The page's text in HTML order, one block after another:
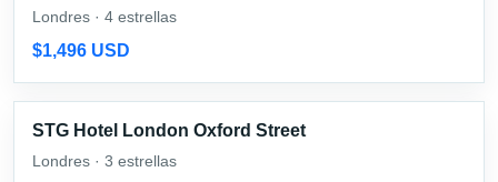
Londres · 4 estrellas
$1,496 USD
STG Hotel London Oxford Street
Londres · 3 estrellas